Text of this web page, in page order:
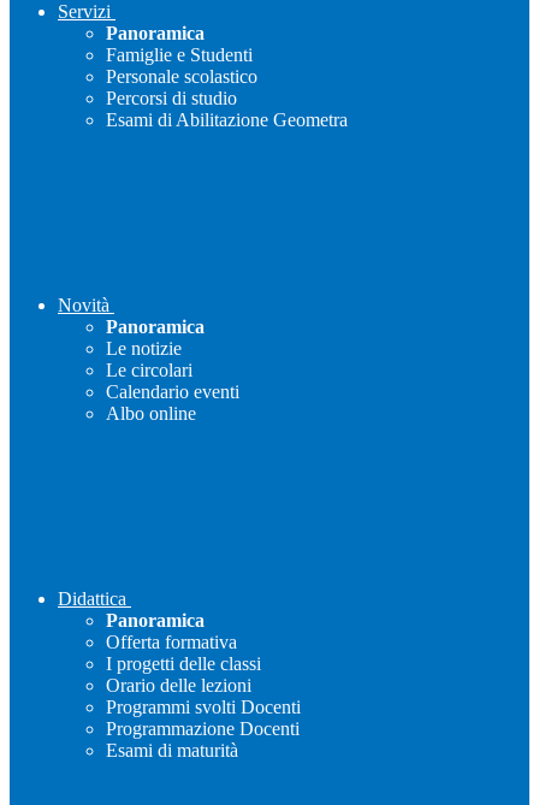
Servizi
Panoramica
Famiglie e Studenti
Personale scolastico
Percorsi di studio
Esami di Abilitazione Geometra
Novità
Panoramica
Le notizie
Le circolari
Calendario eventi
Albo online
Didattica
Panoramica
Offerta formativa
I progetti delle classi
Orario delle lezioni
Programmi svolti Docenti
Programmazione Docenti
Esami di maturità